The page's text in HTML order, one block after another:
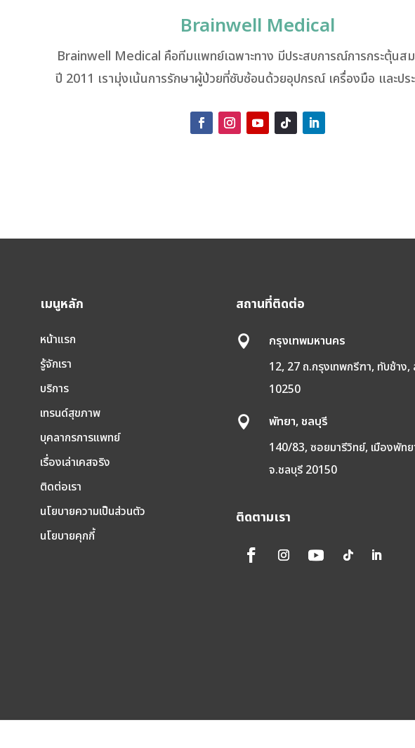
Brainwell Medical
Brainwell Medical คือทีมแพทย์เฉพาะทาง มีประสบการณ์การกระตุ้นส
ปี 2011 เรามุ่งเน้นการรักษาผู้ป่วยที่ซับซ้อนด้วยอุปกรณ์ เครื่องมือ และป
เมนูหลัก
หน้าแรก
รู้จักเรา
บริการ
เทรนด์สุขภาพ
บุคลากรการแพทย์
เรื่องเล่าเคสจริง
ติดต่อเรา
นโยบายความเป็นส่วนตัว
นโยบายคุกกี้
สถานที่ติดต่อ

กรุงเทพมหานคร
12, 27 ถ.กรุงเทพกรีฑา, ทับช้าง,
10250

พัทยา, ชลบุรี
140/83, ซอยมารีวิทย์, เมืองพัท
จ.ชลบุรี 20150
ติดตามเรา